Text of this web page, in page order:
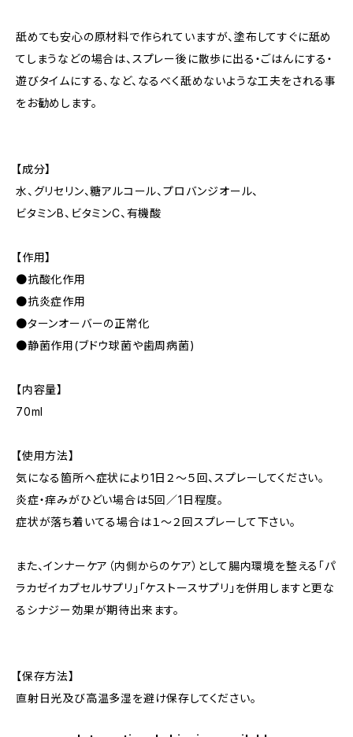
舐めても安心の原材料で作られていますが、塗布してすぐに舐め
てしまうなどの場合は、スプレー後に散歩に出る・ごはんにする・
遊びタイムにする、など、なるべく舐めないような工夫をされる事
をお勧めします。
【成分】
水、グリセリン、糖アルコール、プロバンジオール、
ビタミンB、ビタミンC、有機酸
【作用】
●抗酸化作用
●抗炎症作用
●ターンオーバーの正常化
●静菌作用(ブドウ球菌や歯周病菌)
【内容量】
70ml
【使用方法】
気になる箇所へ症状により1日２〜５回、スプレーしてください。
炎症・痒みがひどい場合は5回／1日程度。
症状が落ち着いてる場合は１〜２回スプレーして下さい。
また、インナーケア（内側からのケア）として腸内環境を整える「パ
ラカゼイカプセルサプリ」「ケストースサプリ」を併用しますと更な
るシナジー効果が期待出来ます。
【保存方法】
直射日光及び高温多湿を避け保存してください。